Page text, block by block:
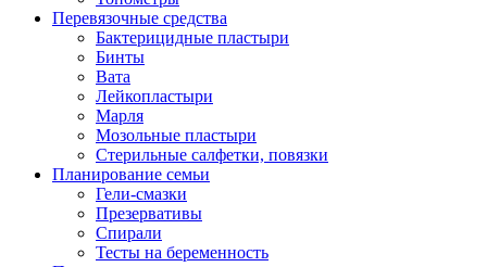
Перевязочные средства
Бактерицидные пластыри
Бинты
Вата
Лейкопластыри
Марля
Мозольные пластыри
Стерильные салфетки, повязки
Планирование семьи
Гели-смазки
Презервативы
Спирали
Тесты на беременность